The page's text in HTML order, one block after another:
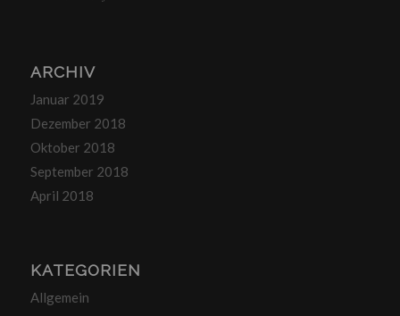
ARCHIV
Januar 2019
Dezember 2018
Oktober 2018
September 2018
April 2018
KATEGORIEN
Allgemein